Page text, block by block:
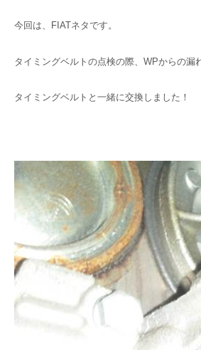
今回は、FIATネタです。
タイミングベルトの点検の際、WPからの漏
タイミングベルトと一緒に交換しました！